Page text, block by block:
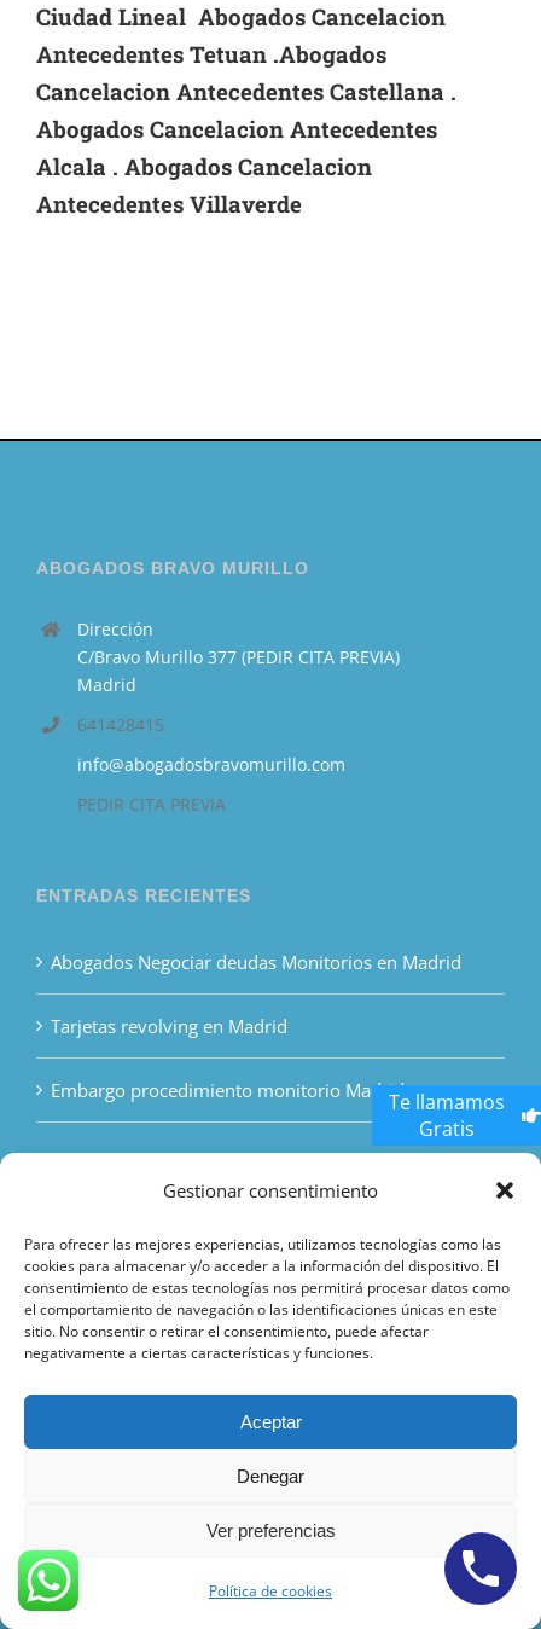
Gestionar consentimiento
Para ofrecer las mejores experiencias, utilizamos tecnologías como las
cookies para almacenar y/o acceder a la información del dispositivo. El
consentimiento de estas tecnologías nos permitirá procesar datos como
el comportamiento de navegación o las identificaciones únicas en este
sitio. No consentir o retirar el consentimiento, puede afectar
negativamente a ciertas características y funciones.
Aceptar
Denegar
Ver preferencias
Política de cookies
Ciudad Lineal Abogados Cancelacion
Antecedentes Tetuan .Abogados
Cancelacion Antecedentes Castellana.
Abogados Cancelacion Antecedentes
Alcala . Abogados Cancelacion
Antecedentes Villaverde
ABOGADOS BRAVO MURILLO
Dirección
C/Bravo Murillo 377 (PEDIR CITA PREVIA)
Madrid
641428415
info@abogadosbravomurillo.com
PEDIR CITA PREVIA
ENTRADAS RECIENTES
Abogados Negociar deudas Monitorios en Madrid
Tarjetas revolving en Madrid
Embargo procedimiento monitorio Madrid
Abogados Civil Económicos Valencia
Abogados Penalistas Economicos Valencia
Abogados Herencias Economicos Valencia
Abogado Inmobiliario Economicos Valencia
Abogados Bancarios EconomicosValencia
Abogados Laboralista Economicos Valencia
Te llamamos
Gratis